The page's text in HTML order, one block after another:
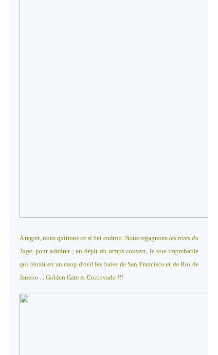
A regret, nous quittons ce si bel endroit. Nous regagnons les rives du
Tage, pour admirer ; en dépit du temps couvert, la vue improbable
qui réunit en un coup d'oeil les baies de San Francisco et de Rio de
Janeiro ... Golden Gate et Corcovado !!!